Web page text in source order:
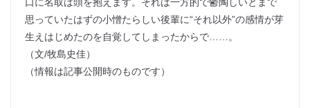
思っていたはずの小憎たらしい後輩に“それ以外”の感情が芽
生えはじめたのを自覚してしまったからで……。
（文/牧島史佳）
（情報は記事公開時のものです）